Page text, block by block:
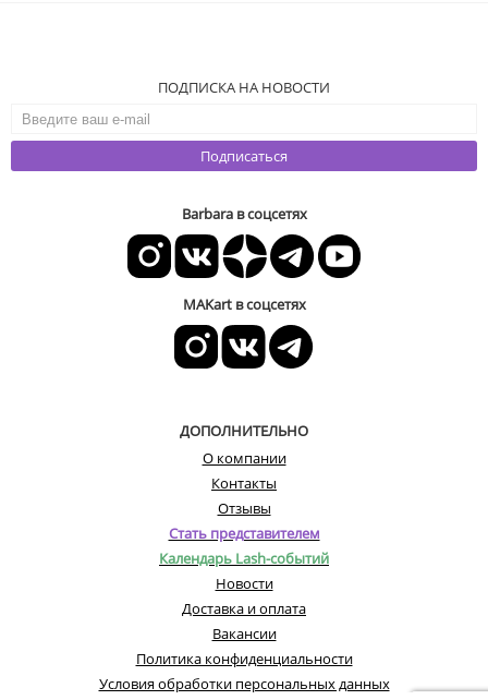
ПОДПИСКА НА НОВОСТИ
Подписаться
Barbara в соцсетях
MAKart в соцсетях
ДОПОЛНИТЕЛЬНО
О компании
Контакты
Отзывы
Стать представителем
Календарь Lash-событий
Новости
Доставка и оплата
Вакансии
Политика конфиденциальности
Условия обработки персональных данных